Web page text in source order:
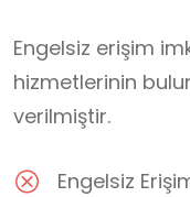
Engelsiz erişim
hizmetlerinin
verilmiştir.
Engelsiz